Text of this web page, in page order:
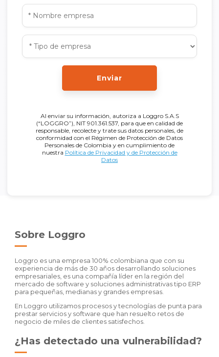
Enviar
Al enviar su información, autoriza a Loggro S.A.S
(“LOGGRO”), NIT 901.361.537, para que en calidad de
responsable, recolecte y trate sus datos personales, de
conformidad con el Régimen de Protección de Datos
Personales de Colombia y en cumplimiento de
nuestra Política de Privacidad y de Protección de
Datos
Sobre Loggro
Loggro es una empresa 100% colombiana que con su
experiencia de más de 30 años desarrollando soluciones
empresariales, es una compañía líder en la región del
mercado de software y soluciones administrativas tipo ERP
para pequeñas, medianas y grandes empresas.
En Loggro utilizamos procesos y tecnologías de punta para
prestar servicios y software que han resuelto retos de
negocio de miles de clientes satisfechos.
¿Has detectado una vulnerabilidad?